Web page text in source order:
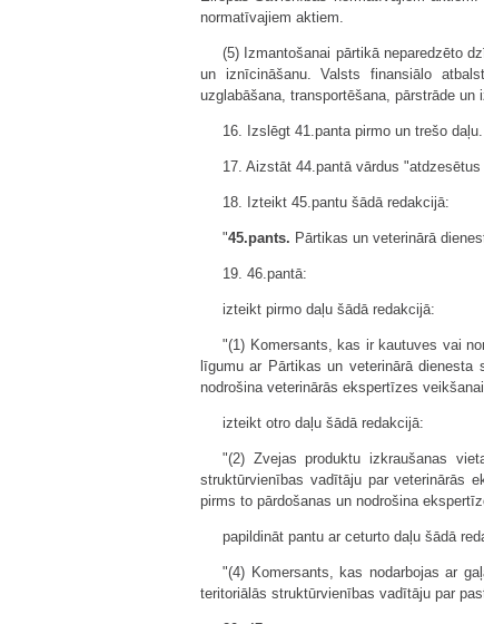
normatīvajiem aktiem.
(5) Izmantošanai pārtikā neparedzēto
un iznīcināšanu. Valsts finansiālo
uzglabāšana, transportēšana, pārstrāde
16. Izslēgt 41.panta pirmo un trešo daļu.
17. Aizstāt 44.pantā vārdus
18. Izteikt 45.pantu šādā redakcijā:
"45.pants. Pārtikas un veterinārā
19. 46.pantā:
izteikt pirmo daļu šādā redakcijā:
"(1) Komersants, kas ir kautuves vai
līgumu ar Pārtikas un veterinārā
nodrošina veterinārās ekspertīzes
izteikt otro daļu šādā redakcijā:
"(2) Zvejas produktu izkraušanas
struktūrvienības vadītāju par veterinārās
pirms to pārdošanas un nodrošina
papildināt pantu ar ceturto daļu šādā
"(4) Komersants, kas nodarbojas ar
teritoriālās struktūrvienības vadītāju par